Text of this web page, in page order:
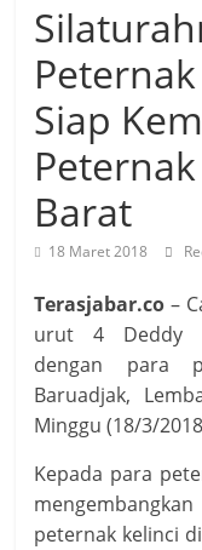
Siap
Barat
18 Maret 2018
Terasjabar.co –
urut 4 Deddy
dengan para
Baruadjak,
Minggu (18/3/
Kepada para
peternak kelinci